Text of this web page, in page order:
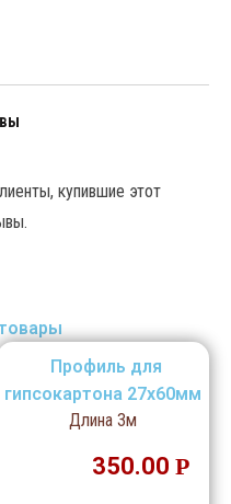
Профиль для
гипсокартона 27х60мм
Длина 3м
350.00 Р
купившие этот